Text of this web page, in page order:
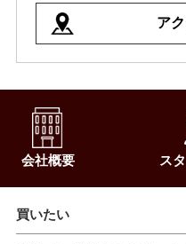
ア
会社概要 ス
買いたい